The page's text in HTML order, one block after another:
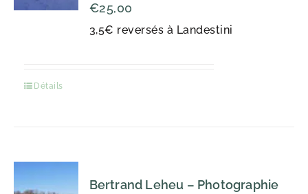
3,5€ reversés à Landestini
€25,00
Détails
Bertrand Leheu – Photographie